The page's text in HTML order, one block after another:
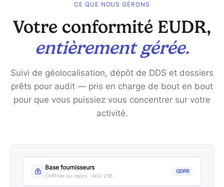
CE QUE NOUS GÉRONS
Votre conformité EUDR,
entièrement gérée.
Suivi de géolocalisation, dépôt de DDS et dossiers
prêts pour audit — pris en charge de bout en bout
pour que vous puissiez vous concentrer sur votre
activité.
Base fournisseurs
Chiffrée au repos · AES-256
GDPR